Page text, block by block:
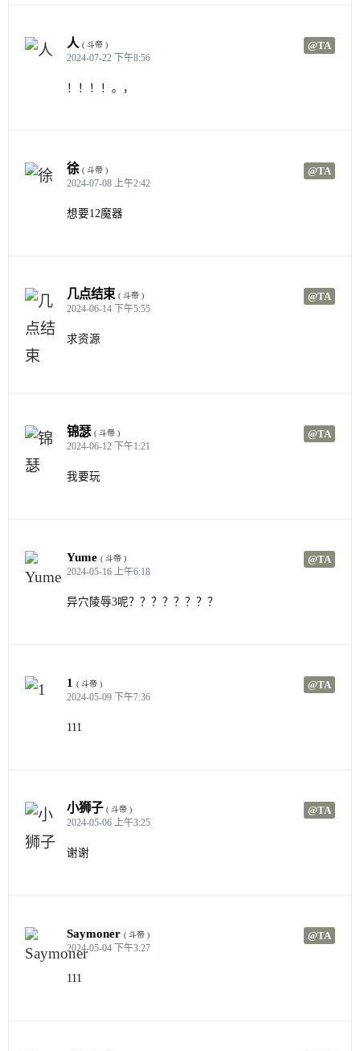
人 @TA
( 斗帝 )
2024-07-22 下午8:56
！！！！。，
徐 @TA
( 斗帝 )
2024-07-08 上午2:42
想要12魔器
几点结束 @TA
( 斗帝 )
2024-06-14 下午5:55
求资源
锦瑟 @TA
( 斗帝 )
2024-06-12 下午1:21
我要玩
Yume @TA
( 斗帝 )
2024-05-16 上午6:18
异穴陵辱3呢？？？？？？？？
1 @TA
( 斗帝 )
2024-05-09 下午7:36
111
小狮子 @TA
( 斗帝 )
2024-05-06 上午3:25
谢谢
Saymoner @TA
( 斗帝 )
2024-05-04 下午3:27
111